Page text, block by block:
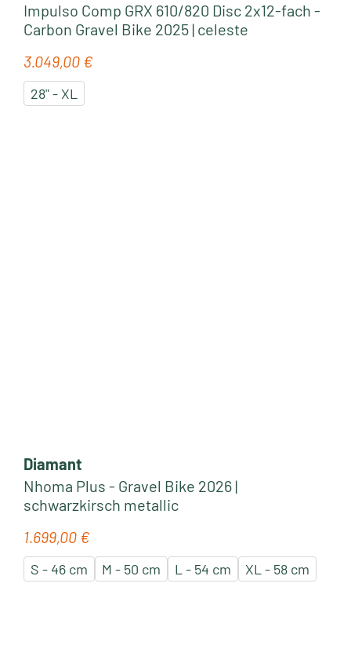
Impulso Comp GRX 610/820 Disc 2x12-fach -
Carbon Gravel Bike 2025 | celeste
Regulärer Preis:
3.049,00 €
28" - XL
Diamant
Nhoma Plus - Gravel Bike 2026 |
schwarzkirsch metallic
Regulärer Preis:
1.699,00 €
S - 46 cm M - 50 cm L - 54 cm XL - 58 cm